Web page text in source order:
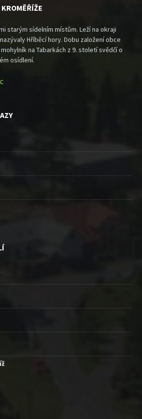
starým sídelním místům. Leží na okraji
Hříběcí hory. Dobu založení obce
na Tabarkách z 9. století svědčí o
osídlení.